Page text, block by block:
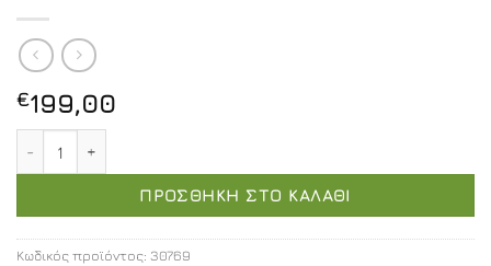
€199,00
ΠΡΟΣΘΉΚΗ ΣΤΟ ΚΑΛΆΘΙ
Κωδικός προϊόντος: 30769